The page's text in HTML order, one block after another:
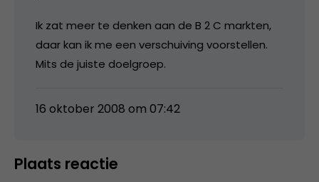
Ik zat meer te denken aan de B 2 C markten,
daar kan ik me een verschuiving voorstellen.
Mits de juiste doelgroep.
16 oktober 2008 om 07:42
Plaats reactie